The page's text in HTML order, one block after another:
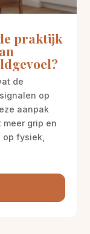
praktijk
de
op
aanpak
grip en
fysiek,